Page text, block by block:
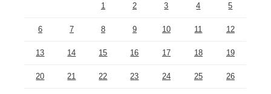
1 2 3 4 5
6 7 8 9 10 11 12
13 14 15 16 17 18 19
20 21 22 23 24 25 26